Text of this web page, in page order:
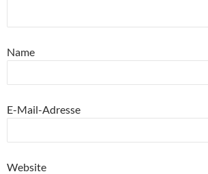
Name
E-Mail-Adresse
Website